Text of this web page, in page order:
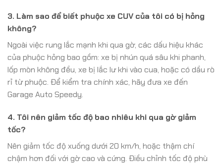
3. Làm sao để biết phuộc xe CUV của tôi có bị hỏng
không?
Ngoài việc rung lắc mạnh khi qua gờ, các dấu hiệu khác
của phuộc hỏng bao gồm: xe bị nhún quá sâu khi phanh,
lốp mòn không đều, xe bị lắc lư khi vào cua, hoặc có dầu rò
rỉ từ phuộc. Để kiểm tra chính xác, hãy đưa xe đến
Garage Auto Speedy.
4. Tôi nên giảm tốc độ bao nhiêu khi qua gờ giảm
tốc?
Nên giảm tốc độ xuống dưới 20 km/h, hoặc thậm chí
chậm hơn đối với gờ cao và cứng. Điều chỉnh tốc độ phù